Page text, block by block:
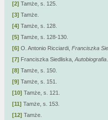
[2] Tamże, s. 125.
[3] Tamże.
[4] Tamże, s. 128.
[5] Tamże, s. 128-130.
[6] O. Antonio Ricciardi, Franciszka
[7] Franciszka Siedliska, Autobiografia
[8] Tamże, s. 150.
[9] Tamże, s. 151.
[10] Tamże, s. 121.
[11] Tamże, s. 153.
[12] Tamże.